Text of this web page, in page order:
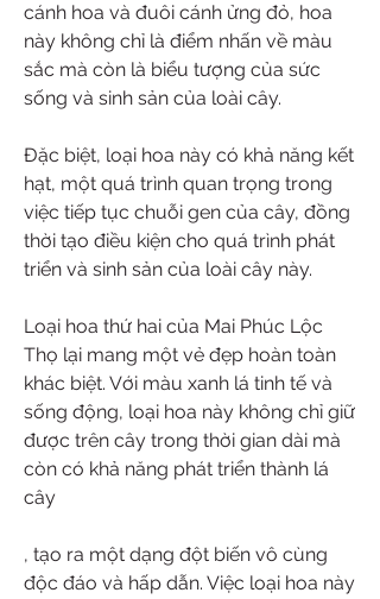
cánh hoa và đuôi cánh ửng đỏ, hoa
này không chỉ là điểm nhấn về màu
sắc mà còn là biểu tượng của sức
sống và sinh sản của loài cây.
Đặc biệt, loại hoa này có khả năng kết
hạt, một quá trình quan trọng trong
việc tiếp tục chuỗi gen của cây, đồng
thời tạo điều kiện cho quá trình phát
triển và sinh sản của loài cây này.
Loại hoa thứ hai của Mai Phúc Lộc
Thọ lại mang một vẻ đẹp hoàn toàn
khác biệt. Với màu xanh lá tinh tế và
sống động, loại hoa này không chỉ giữ
được trên cây trong thời gian dài mà
còn có khả năng phát triển thành lá
cây
, tạo ra một dạng đột biến vô cùng
độc đáo và hấp dẫn. Việc loại hoa này